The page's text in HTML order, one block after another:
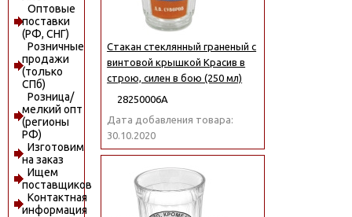
Оптовые
поставки
(РФ, СНГ)
Розничные
продажи
(только
СПб)
Розница/
мелкий опт
(регионы
РФ)
Изготовим
на заказ
Ищем
поставщиков
Контактная
информация
Стакан стеклянный граненый с
винтовой крышкой Красив в
строю, силен в бою (250 мл)
28250006А
Дата добавления товара:
30.10.2020